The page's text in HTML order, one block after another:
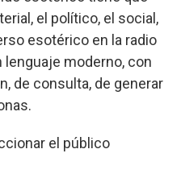
el político, el social,
esotérico en la radio
lenguaje moderno, con
de consulta, de generar
el público